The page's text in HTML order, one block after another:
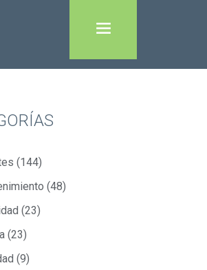
(144)
(48)
(23)
(23)
(9)